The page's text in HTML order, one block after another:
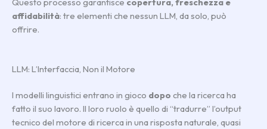
Questo processo garantisce copertura, freschezza e
affidabilità: tre elementi che nessun LLM, da solo, può
offrire.
LLM: L’Interfaccia, Non il Motore
I modelli linguistici entrano in gioco dopo che la ricerca ha
fatto il suo lavoro. Il loro ruolo è quello di “tradurre” l’output
tecnico del motore di ricerca in una risposta naturale, quasi